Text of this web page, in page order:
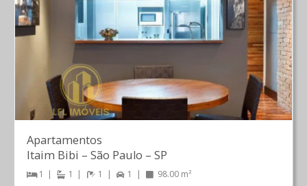
Apartamentos
Itaim Bibi – São Paulo – SP
1 1 1 1 98.00 m²